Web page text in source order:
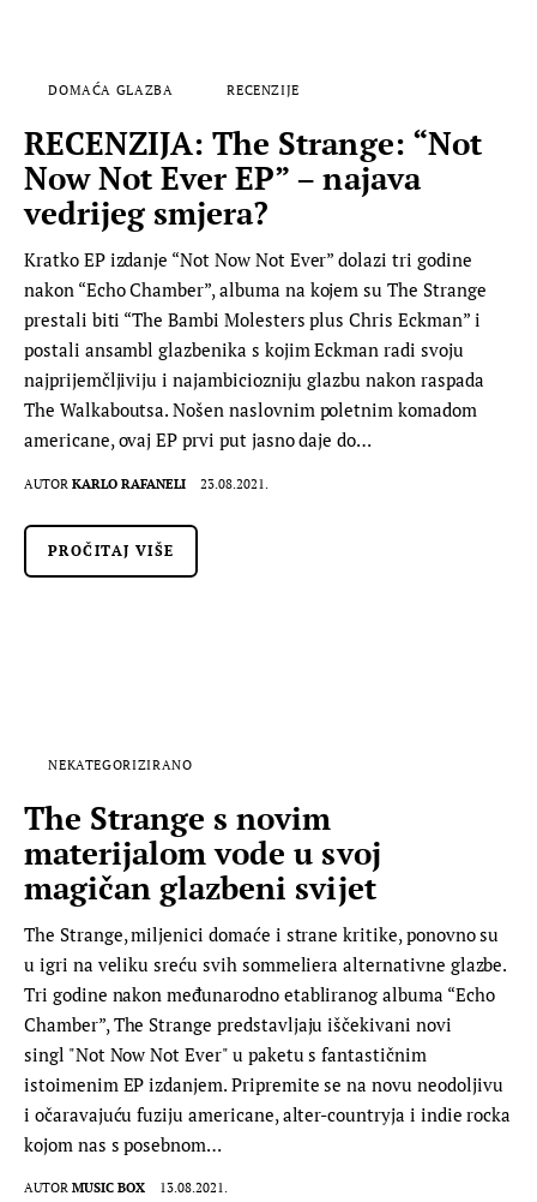
DOMAĆA GLAZBA RECENZIJE
RECENZIJA: The Strange: “Not
Now Not Ever EP” – najava
vedrijeg smjera?
Kratko EP izdanje “Not Now Not Ever” dolazi tri godine
nakon “Echo Chamber”, albuma na kojem su The Strange
prestali biti “The Bambi Molesters plus Chris Eckman” i
postali ansambl glazbenika s kojim Eckman radi svoju
najprijemčljiviju i najambiciozniju glazbu nakon raspada
The Walkaboutsa. Nošen naslovnim poletnim komadom
americane, ovaj EP prvi put jasno daje do…
AUTOR KARLO RAFANELI 23.08.2021.
PROČITAJ VIŠE
NEKATEGORIZIRANO
The Strange s novim
materijalom vode u svoj
magičan glazbeni svijet
The Strange, miljenici domaće i strane kritike, ponovno su
u igri na veliku sreću svih sommeliera alternativne glazbe.
Tri godine nakon međunarodno etabliranog albuma “Echo
Chamber”, The Strange predstavljaju iščekivani novi
singl "Not Now Not Ever" u paketu s fantastičnim
istoimenim EP izdanjem. Pripremite se na novu neodoljivu
i očaravajuću fuziju americane, alter-countryja i indie rocka
kojom nas s posebnom…
AUTOR MUSIC BOX 13.08.2021.